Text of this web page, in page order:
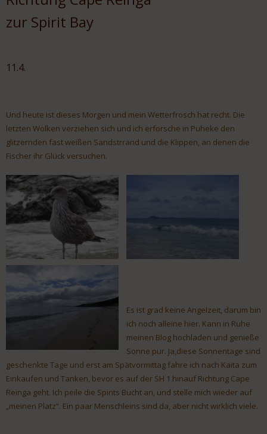
zur Spirit Bay
11.4.
Und heute ist dieses Morgen und mein Wetterfrosch hat recht. Die
letzten Wolken verziehen sich und ich erforsche in Puheke den
glitzernden fast weißen Sandstrrand und die Klippen, an denen die
Fischer ihr Glück versuchen.
Es ist grad keine Angelzeit, darum bin
ich noch alleine hier. Kann in Ruhe
meinen Blog hochladen und genieße
Sonne pur. Ja,diese Sonnentage sind
geschenkte Tage und erst am Spätvormittag fahre ich nach Kaita zum
Einkaufen und Tanken, bevor es auf der SH 1 hinauf Richtung Cape
Reinga geht. Ich peile die Spirits Bucht an, und stelle mich wieder auf
„meinen Platz“. Ein paar Menschleins sind da, aber nicht wirklich viele.